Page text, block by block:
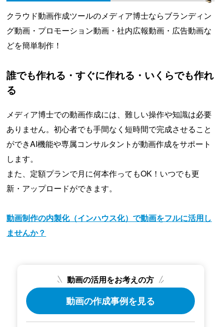
クラウド動画作成ツールのメディア博士ならブランディン
グ動画・プロモーション動画・社内広報動画・広告動画な
どを簡単制作！
誰でも作れる・すぐに作れる・いくらでも作れ
る
メディア博士での動画作成には、難しい操作や知識は必要
ありません。初心者でも手間なく短時間で完成させること
ができAI機能や専属コンサルタントが動画作成をサポート
します。
また、定額プランで月に何本作ってもOK！いつでも更
新・アップロードができます。
動画制作の内製化（インハウス化）で動画をフルに活用し
ませんか？
動画の活用をお考えの方
動画の作成事例を見る